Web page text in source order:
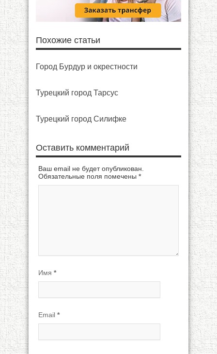
Похожие статьи
Город Бурдур и окрестности
Турецкий город Тарсус
Турецкий город Силифке
Оставить комментарий
Ваш email не будет опубликован.
Обязательные поля помечены *
Имя *
Email *